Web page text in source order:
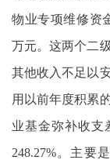
物业专项维修资
万元。这两个二
其他收入不足以
用以前年度积累
业基金弥补收支
248.27%。主要